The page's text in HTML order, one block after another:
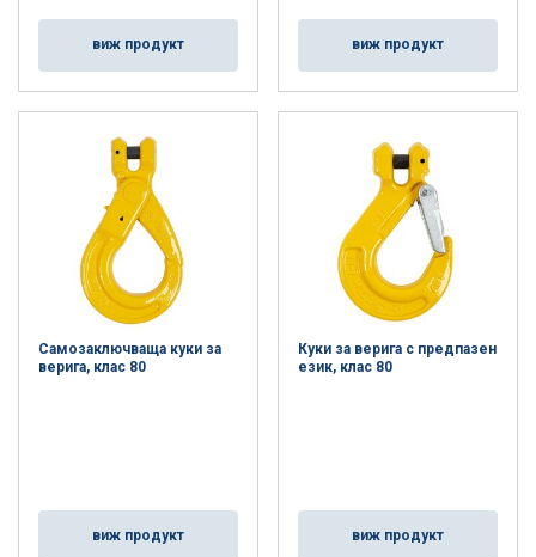
виж продукт виж продукт
Самозаключваща куки за
верига, клас 80
виж продукт
Куки за верига с предпазен
език, клас 80
виж продукт